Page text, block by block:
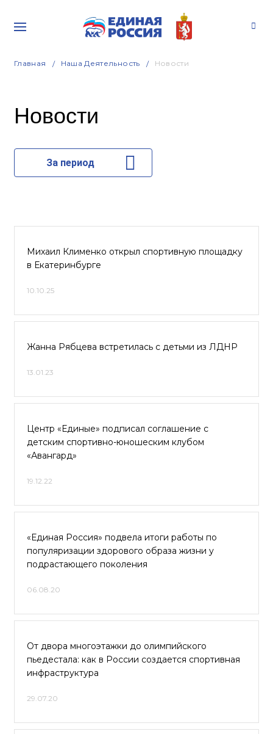
Главная Наша Деятельность Новости
Новости
За период
Михаил Клименко открыл спортивную площадку
в Екатеринбурге
10.10.25
Жанна Рябцева встретилась с детьми из ЛДНР
13.01.23
Центр «Единые» подписал соглашение с
детским спортивно-юношеским клубом
«Авангард»
19.12.22
«Единая Россия» подвела итоги работы по
популяризации здорового образа жизни у
подрастающего поколения
06.08.20
От двора многоэтажки до олимпийского
пьедестала: как в России создается спортивная
инфраструктура
29.07.20